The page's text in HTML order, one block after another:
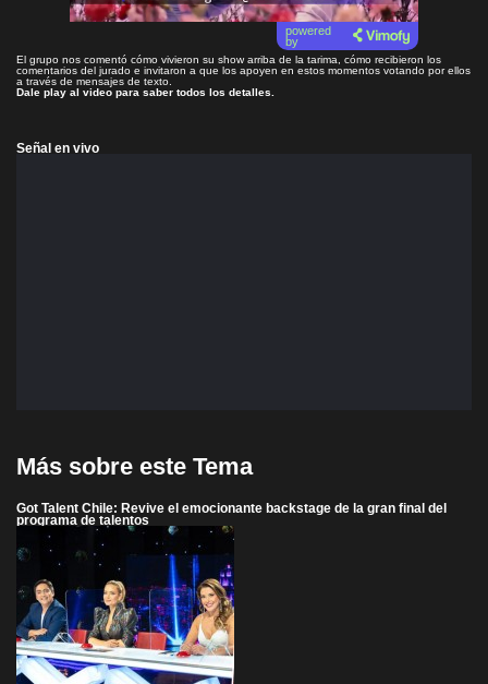
powered
by
El grupo nos comentó cómo vivieron su show arriba de la tarima, cómo recibieron los
comentarios del jurado e invitaron a que los apoyen en estos momentos votando por ellos
a través de mensajes de texto.
Dale play al video para saber todos los detalles.
Señal en vivo
Más sobre este Tema
Got Talent Chile: Revive el emocionante backstage de la gran final del
programa de talentos